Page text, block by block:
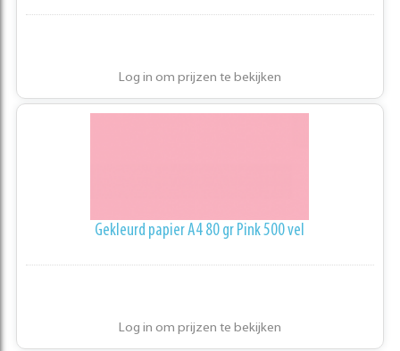
Log in om prijzen te bekijken
Gekleurd papier A4 80 gr Pink 500 vel
Log in om prijzen te bekijken